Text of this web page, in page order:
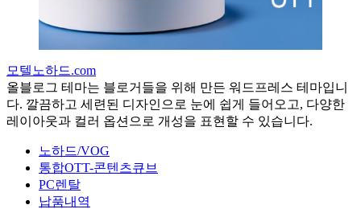
모텔노하드.com
올블로그 테마는 블로거들을 위해 만든 워드프레스 테마입니
다. 깔끔하고 세련된 디자인으로 눈에 쉽게 들어오고, 다양한
레이아웃과 컬러 옵션으로 개성을 표현할 수 있습니다.
노하드/VOG
통합OTT-콘텐츠큐브
PC렌탈
납품내역